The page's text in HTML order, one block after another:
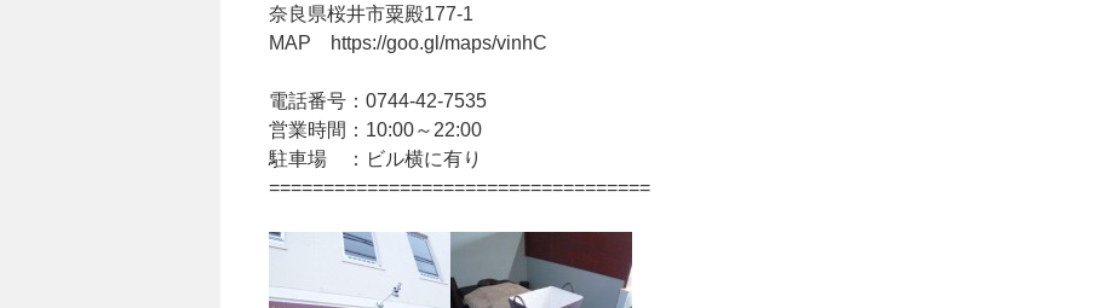
奈良県桜井市粟殿177-1
MAP https://goo.gl/maps/vinhC
電話番号：0744-42-7535
営業時間：10:00～22:00
駐車場 ：ビル横に有り
===================================